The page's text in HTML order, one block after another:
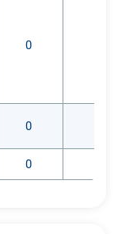
общем и
в
0
0
0